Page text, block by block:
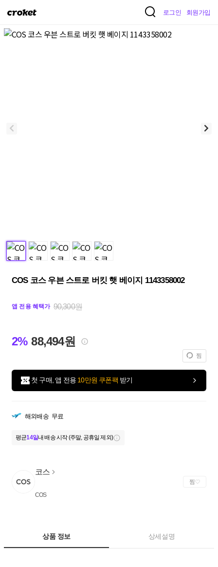
크
켓
로그인 회원가입
COS 코스 우븐 스트로 버킷 햇 베이지 1143358002
앱 전용 혜택가 90,300원
2% 88,494원
찜
첫 구매, 앱 전용 10만원 쿠폰팩 받기
해외배송 무료
평균14일내 배송 시작 (주말, 공휴일 제외)
코스
COS
찜
상품 정보 상세설명